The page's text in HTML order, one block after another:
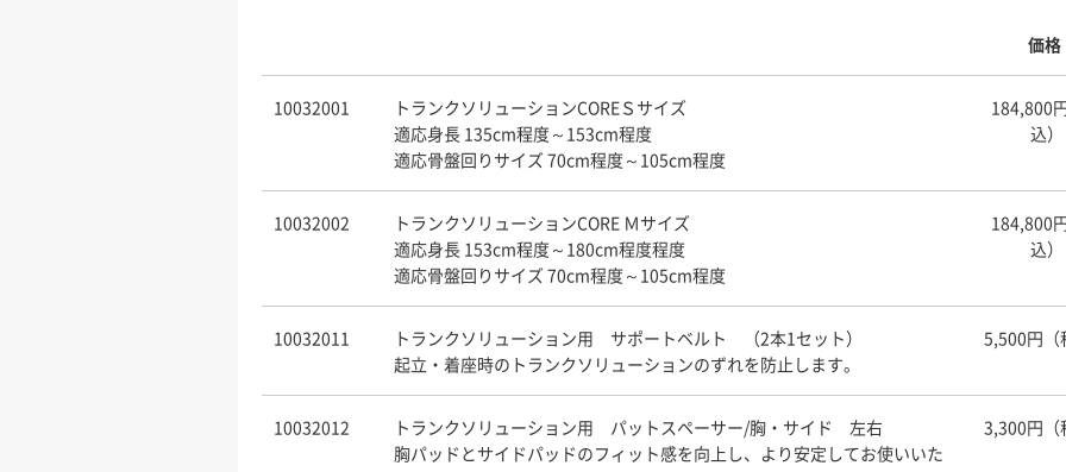
価格
10032001
トランクソリューションCOREＳサイズ
適応身長 135cm程度～153cm程度
適応骨盤回りサイズ 70cm程度～105cm程度
184,800
込）
10032002
トランクソリューションCORE Ｍサイズ
適応身長 153cm程度～180cm程度程度
適応骨盤回りサイズ 70cm程度～105cm程度
184,800
込）
10032011
トランクソリューション用 サポートベルト （2本1セット）
起立・着座時のトランクソリューションのずれを防止します。
5,500円（
10032012
トランクソリューション用 パットスペーサー/胸・サイド 左右
胸パッドとサイドパッドのフィット感を向上し、より安定してお使いいた
3,300円（